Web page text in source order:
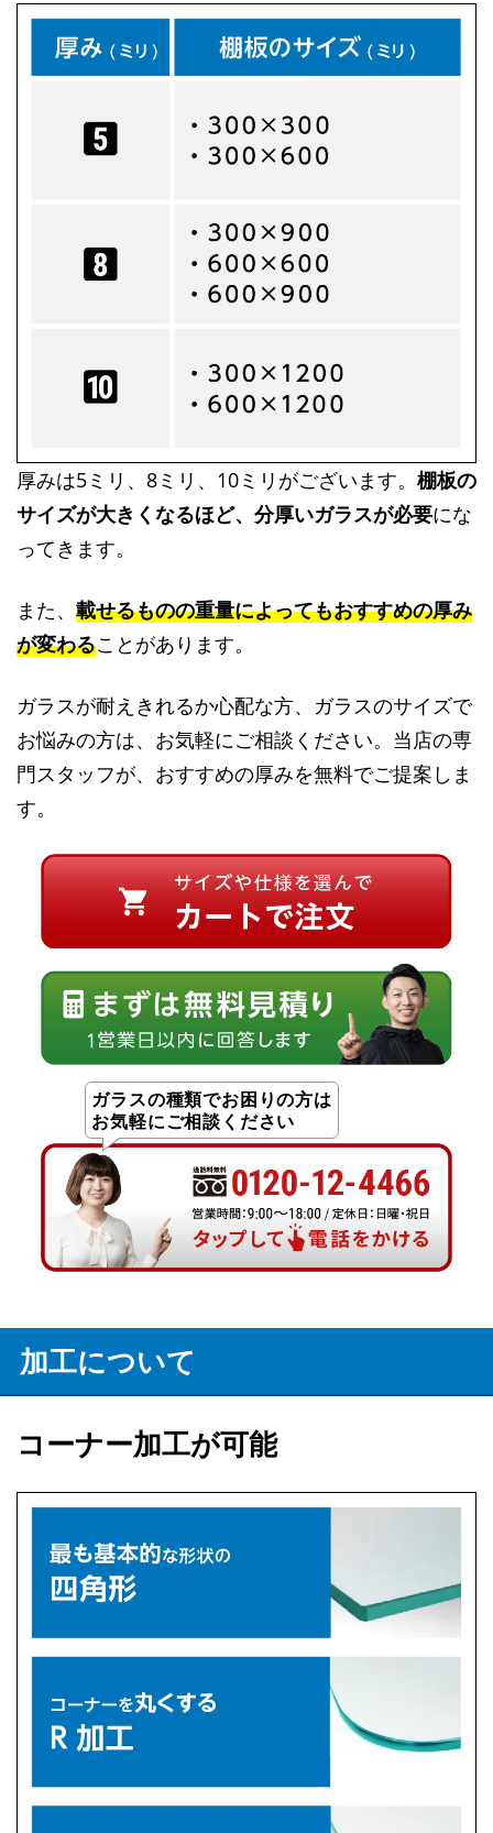
厚みは5ミリ、8ミリ、10ミリがございます。 棚板の
サイズが大きくなるほど、分厚いガラスが必要にな
ってきます。
また、 載せるものの重量によってもおすすめの厚み
が変わることがあります。
ガラスが耐えきれるか心配な方、ガラスのサイズで
お悩みの方は、お気軽にご相談ください。当店の専
門スタッフが、おすすめの厚みを無料でご提案しま
す。
ガラスの種類でお困りの方は
お気軽にご相談ください
加工について
コーナー加工が可能